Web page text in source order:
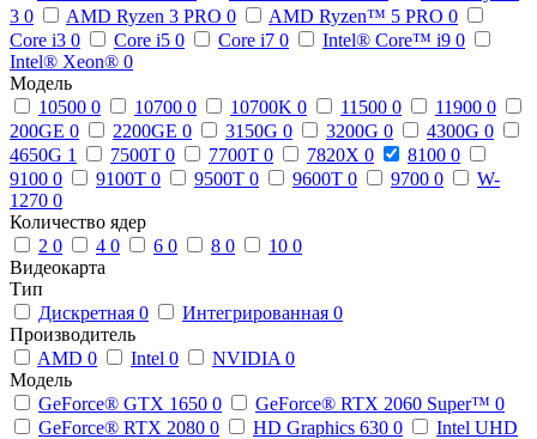
3 0 AMD Ryzen 3 PRO 0 AMD Ryzen™ 5 PRO 0
Core i3 0 Core i5 0 Core i7 0 Intel® Core™ i9 0
Intel® Xeon® 0
Модель
10500 0 10700 0 10700K 0 11500 0 11900 0
200GE 0 2200GE 0 3150G 0 3200G 0 4300G 0
4650G 1 7500T 0 7700T 0 7820X 0 8100 0
9100 0 9100T 0 9500T 0 9600T 0 9700 0
W-
1270 0
Количество ядер
2 0 4 0 6 0 8 0 10 0
Видеокарта
Тип
Дискретная 0 Интегрированная 0
Производитель
AMD 0 Intel 0 NVIDIA 0
Модель
GeForce® GTX 1650 0 GeForce® RTX 2060 Super™ 0
GeForce® RTX 2080 0 HD Graphics 630 0
Intel UHD